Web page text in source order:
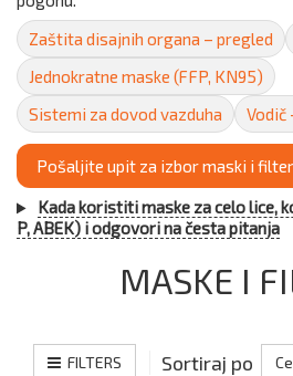
Zaštita disajnih organa – pregled
Jednokratne maske (FFP, KN95)
Sistemi za dovod vazduha
Vodič
Pošaljite upit za izbor maski i
Kada koristiti maske za celo lice,
P, ABEK) i odgovori na česta pitanja
MASKE I
FILTERS Sortiraj po